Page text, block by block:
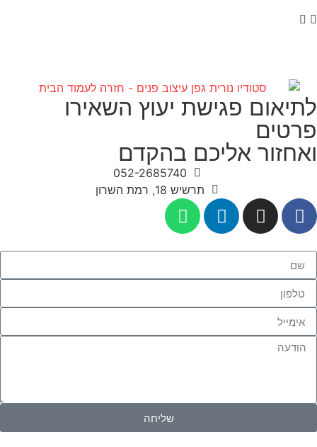
לתיאום פגישת יעוץ השאירו
פרטים
ואחזור אליכם בהקדם
052-2685740
תרשיש 18, רמת השרון
שליחה